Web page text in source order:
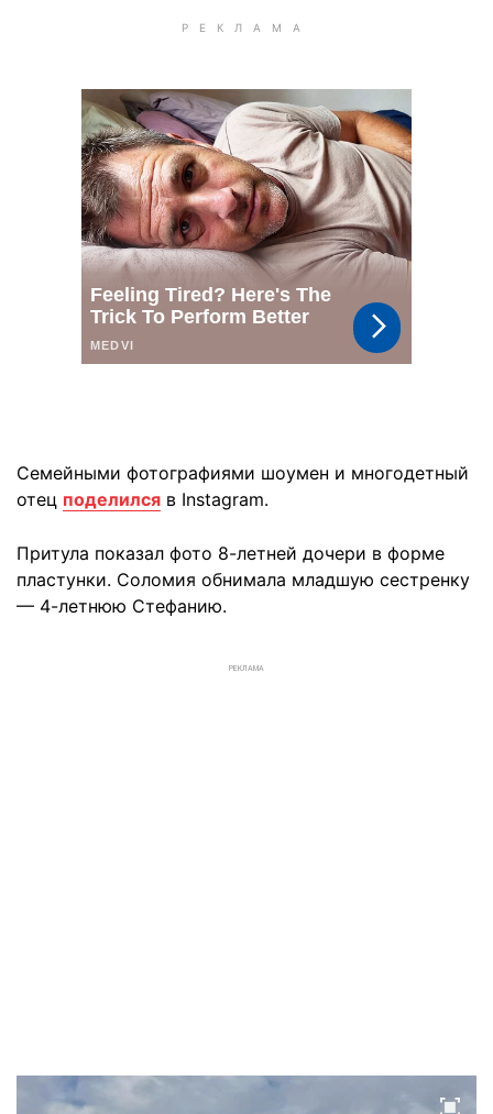
Семейными фотографиями шоумен и многодетный
отец поделился в Instagram.
Притула показал фото 8-летней дочери в форме
пластунки. Соломия обнимала младшую сестренку
— 4-летнюю Стефанию.
РЕКЛАМА